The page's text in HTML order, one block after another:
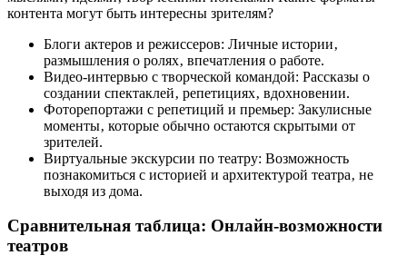
контента могут быть интересны зрителям?
Блоги актеров и режиссеров: Личные истории‚
размышления о ролях‚ впечатления о работе.
Видео-интервью с творческой командой: Рассказы о
создании спектаклей‚ репетициях‚ вдохновении.
Фоторепортажи с репетиций и премьер: Закулисные
моменты‚ которые обычно остаются скрытыми от
зрителей.
Виртуальные экскурсии по театру: Возможность
познакомиться с историей и архитектурой театра‚ не
выходя из дома.
Сравнительная таблица: Онлайн-возможности
театров